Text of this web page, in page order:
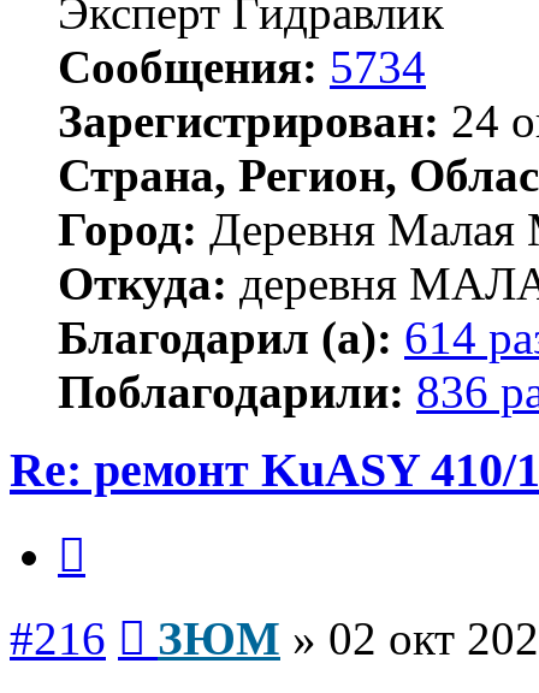
Эксперт Гидравлик
Сообщения: 5734
Зарегистрирован: 24
Страна, Регион,
Город: Деревня Малая
Откуда: деревня
Благодарил (а): 614
Поблагодарили: 836
Re: ремонт KuASY 410/
#216 ЗЮМ » 02 окт